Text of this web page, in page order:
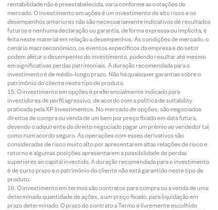
rentabilidade não é preestabelecida, varia conforme as cotações de
mercado. O investimento em ações é um investimento de alto risco e os
desempenhos anteriores não são necessariamente indicativos de resultados
futuros e nenhuma declaração ou garantia, de forma expressa ou implícita, é
feita neste material em relação a desempenhos. As condições de mercado, o
cenário macroeconômico, os eventos específicos da empresa e do setor
podem afetar o desempenho do investimento, podendo resultar até mesmo
em significativas perdas patrimoniais. A duração recomendada para o
investimento é de médio-longo prazo. Não há quaisquer garantias sobre o
patrimônio do cliente neste tipo de produto.
O investimento em opções é preferencialmente indicado para
investidores de perfil agressivo, de acordo com a política de suitability
praticada pela XP Investimentos. No mercado de opções, são negociados
direitos de compra ou venda de um bem por preço fixado em data futura,
devendo o adquirente do direito negociado pagar um prêmio ao vendedor tal
como num acordo seguro. As operações com esses derivativos são
consideradas de risco muito alto por apresentarem altas relações de risco e
retorno e algumas posições apresentarem a possibilidade de perdas
superiores ao capital investido. A duração recomendada para o investimento
é de curto prazo e o patrimônio do cliente não está garantido neste tipo de
produto.
O investimento em termos são contratos para compra ou a venda de uma
determinada quantidade de ações, a um preço fixado, para liquidação em
prazo determinado. O prazo do contrato a Termo é livremente escolhido